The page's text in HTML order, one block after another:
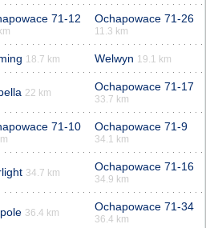
71-12 Ochapowace 71-26
11.3 km
18.7 km Welwyn 19.1 km
22 km Ochapowace 71-17
33.7 km
71-10 Ochapowace 71-9
34.1 km
34.7 km Ochapowace 71-16
34.9 km
36.4 km Ochapowace 71-34
36.4 km